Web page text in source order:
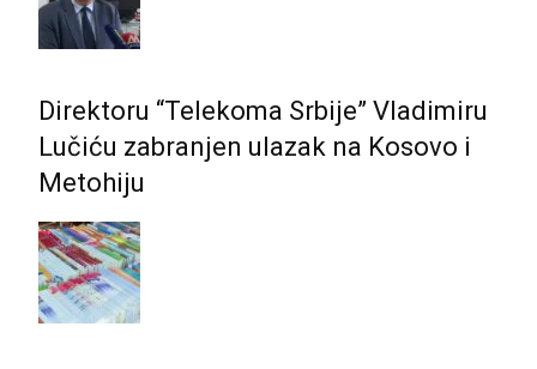
Direktoru “Telekoma Srbije” Vladimiru
Lučiću zabranjen ulazak na Kosovo i
Metohiju